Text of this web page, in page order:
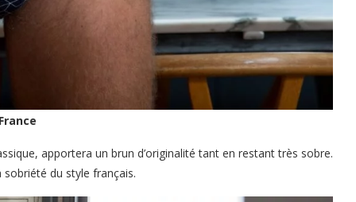
apportera un brun d’originalité tant en restant très sobre.
du style français.